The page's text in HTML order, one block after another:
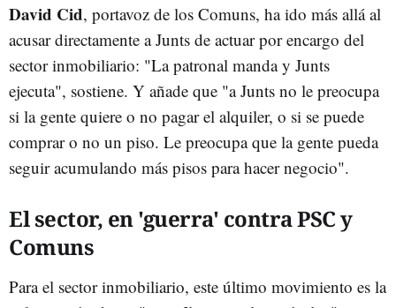
David Cid, portavoz de los Comuns, ha ido más allá al
acusar directamente a Junts de actuar por encargo del
sector inmobiliario: "La patronal manda y Junts
ejecuta", sostiene. Y añade que "a Junts no le preocupa
si la gente quiere o no pagar el alquiler, o si se puede
comprar o no un piso. Le preocupa que la gente pueda
seguir acumulando más pisos para hacer negocio".
El sector, en 'guerra' contra PSC y
Comuns
Para el sector inmobiliario, este último movimiento es la